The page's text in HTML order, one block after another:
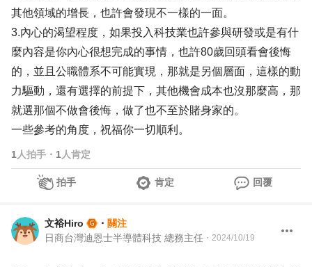
其他領域的增長，也許會發現不一樣的一面。
3.內心的渴望程度，如果投入科技業也許參與研發或是有什
麼內容是你內心很想完成的事情，也許80歲回頭看會後悔
的，並且公職體系不可能實現，那就是另個層面，這樣的動
力驅動，還有選擇的前提下，其他機會成本也沒那麼高，那
就選那個不做會後悔，做了也不至於賭身家的。
一些參考的角度，祝福你一切順利。
1 人拍手 ・ 1 人肯定
拍手 肯定 回覆
文裕Hiro ・ 關注
日商台灣迪恩士半導體科技 總務主任 ・ 2024/10/19